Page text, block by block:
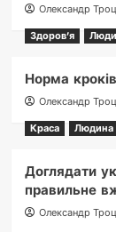
Олександр
Здоров'я
Норма
Олександр
Краса
Людина
Доглядати
правильне
Олександр